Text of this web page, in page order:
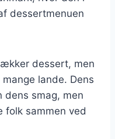
dessertmenuen
dessert, men
lande. Dens
dens smag, men
folk sammen ved